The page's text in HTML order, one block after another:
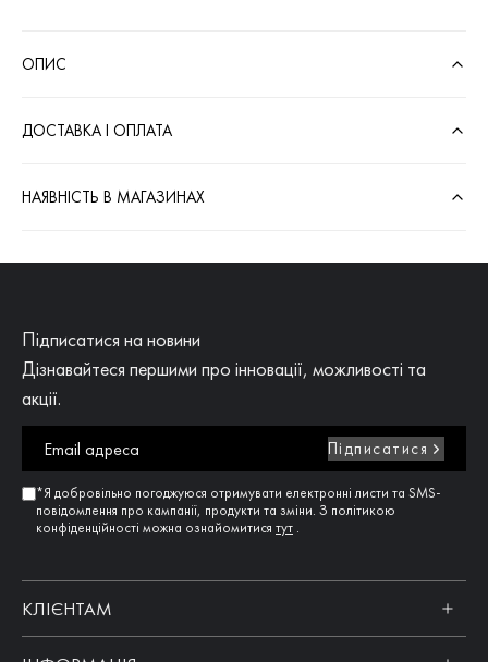
ОПИС
ДОСТАВКА І ОПЛАТА
НАЯВНІСТЬ В МАГАЗИНАХ
Підписатися на новини
Дізнавайтеся першими про інновації, можливості та
акції.
Підписатися
*Я добровільно погоджуюся отримувати електронні листи та SMS-
повідомлення про кампанії, продукти та зміни. З політикою
конфіденційності можна ознайомитися тут .
КЛІЄНТАМ